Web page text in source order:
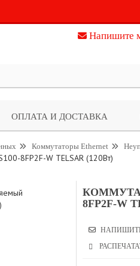
Напишите
ОПЛАТА И ДОСТАВКА
Коммутаторы Ethernet
8FP2F-W TELSAR (120Вт)
8FP2F-W